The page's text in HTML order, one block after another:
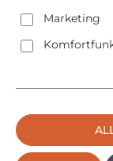
Marketing